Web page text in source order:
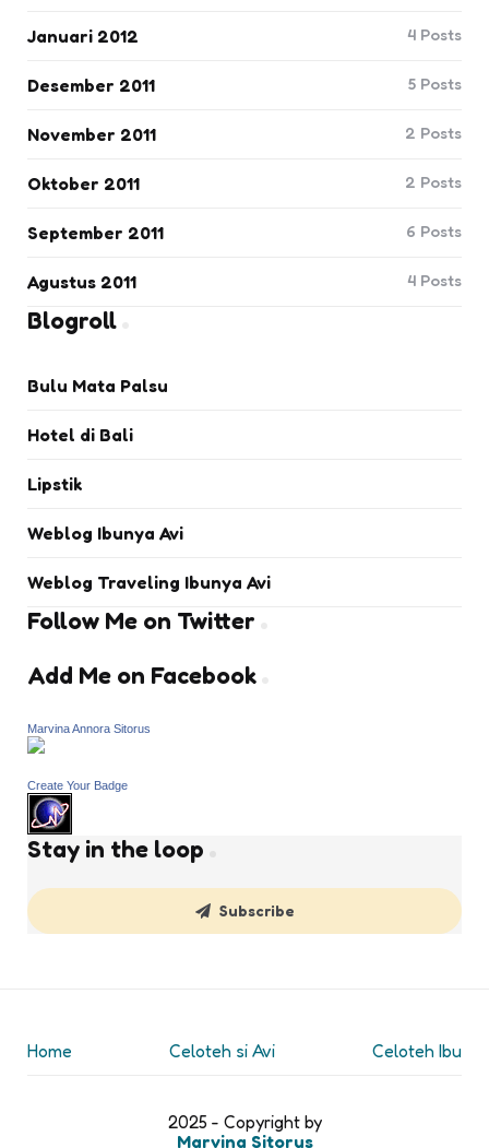
Januari 2012 4 Posts
Desember 2011 5 Posts
November 2011 2 Posts
Oktober 2011 2 Posts
September 2011 6 Posts
Agustus 2011 4 Posts
Blogroll
Bulu Mata Palsu
Hotel di Bali
Lipstik
Weblog Ibunya Avi
Weblog Traveling Ibunya Avi
Follow Me on Twitter
Add Me on Facebook
Marvina Annora Sitorus
Create Your Badge
Stay in the loop
Subscribe
Home Celoteh si Avi Celoteh Ibu
2025 - Copyright by
Marvina Sitorus